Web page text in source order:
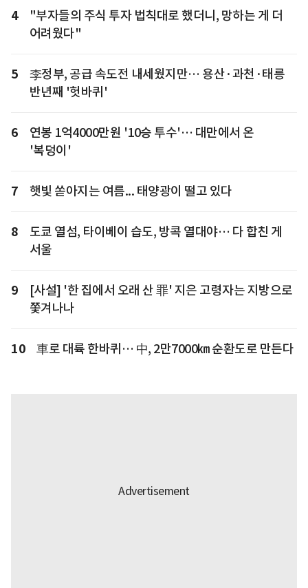
4
"부자들의 주식 투자 법칙대로 했더니, 망하는 게 더
어려웠다"
5
李정부, 공급 속도전 내세웠지만… 용산·과천·태릉
반년째 '헛바퀴'
6
연봉 1억4000만원 '10승 투수'… 대만에서 온
'복덩이'
7 햇빛 쏟아지는 여름... 태양광이 떨고 있다
8
도쿄 열섬, 타이베이 습도, 방콕 열대야… 다 합친 게
서울
9
[사설] '한 집에서 오래 산 罪' 지은 고령자는 지방으로
쫓겨나나
10 車로 대륙 한바퀴… 中, 2만7000㎞ 순환도로 만든다